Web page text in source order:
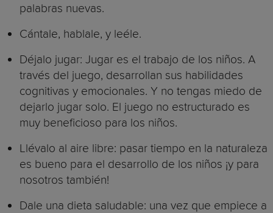
palabras nuevas.
Cántale, hablale, y leéle.
Déjalo jugar: Jugar es el trabajo de los niños. A
través del juego, desarrollan sus habilidades
cognitivas y emocionales. Y no tengas miedo de
dejarlo jugar solo. El juego no estructurado es
muy beneficioso para los niños.
Llévalo al aire libre: pasar tiempo en la naturaleza
es bueno para el desarrollo de los niños ¡y para
nosotros también!
Dale una dieta saludable: una vez que empiece a